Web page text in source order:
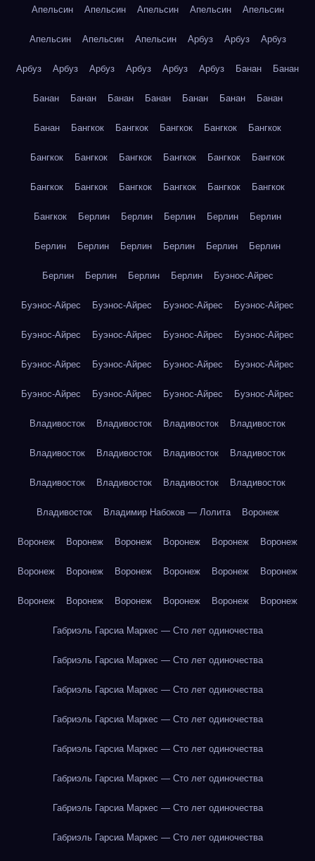
Апельсин Апельсин Апельсин Апельсин Апельсин
Апельсин Апельсин Апельсин Арбуз Арбуз Арбуз
Арбуз Арбуз Арбуз Арбуз Арбуз Арбуз Банан Банан
Банан Банан Банан Банан Банан Банан Банан
Банан Бангкок Бангкок Бангкок Бангкок Бангкок
Бангкок Бангкок Бангкок Бангкок Бангкок Бангкок
Бангкок Бангкок Бангкок Бангкок Бангкок Бангкок
Бангкок Берлин Берлин Берлин Берлин Берлин
Берлин Берлин Берлин Берлин Берлин Берлин
Берлин Берлин Берлин Берлин Буэнос-Айрес
Буэнос-Айрес Буэнос-Айрес Буэнос-Айрес Буэнос-Айрес
Буэнос-Айрес Буэнос-Айрес Буэнос-Айрес Буэнос-Айрес
Буэнос-Айрес Буэнос-Айрес Буэнос-Айрес Буэнос-Айрес
Буэнос-Айрес Буэнос-Айрес Буэнос-Айрес Буэнос-Айрес
Владивосток Владивосток Владивосток Владивосток
Владивосток Владивосток Владивосток Владивосток
Владивосток Владивосток Владивосток Владивосток
Владивосток Владимир Набоков — Лолита Воронеж
Воронеж Воронеж Воронеж Воронеж Воронеж Воронеж
Воронеж Воронеж Воронеж Воронеж Воронеж Воронеж
Воронеж Воронеж Воронеж Воронеж Воронеж Воронеж
Габриэль Гарсиа Маркес — Сто лет одиночества
Габриэль Гарсиа Маркес — Сто лет одиночества
Габриэль Гарсиа Маркес — Сто лет одиночества
Габриэль Гарсиа Маркес — Сто лет одиночества
Габриэль Гарсиа Маркес — Сто лет одиночества
Габриэль Гарсиа Маркес — Сто лет одиночества
Габриэль Гарсиа Маркес — Сто лет одиночества
Габриэль Гарсиа Маркес — Сто лет одиночества